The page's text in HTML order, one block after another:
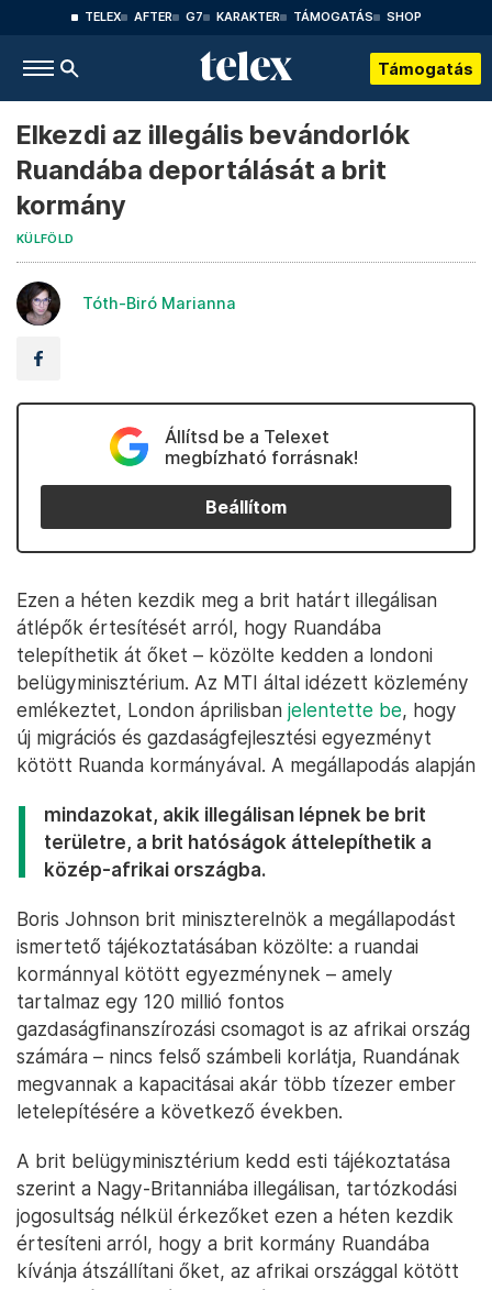
TELEX AFTER G7 KARAKTER TÁMOGATÁS SHOP
Támogatás
Elkezdi az illegális bevándorlók
Ruandába deportálását a brit
kormány
KÜLFÖLD
Tóth-Biró Marianna
Állítsd be a Telexet
megbízható forrásnak!
Beállítom
Ezen a héten kezdik meg a brit határt illegálisan
átlépők értesítését arról, hogy Ruandába
telepíthetik át őket – közölte kedden a londoni
belügyminisztérium. Az MTI által idézett közlemény
emlékeztet, London áprilisban jelentette be, hogy
új migrációs és gazdaságfejlesztési egyezményt
kötött Ruanda kormányával. A megállapodás alapján
mindazokat, akik illegálisan lépnek be brit
területre, a brit hatóságok áttelepíthetik a
közép-afrikai országba.
Boris Johnson brit miniszterelnök a megállapodást
ismertető tájékoztatásában közölte: a ruandai
kormánnyal kötött egyezménynek – amely
tartalmaz egy 120 millió fontos
gazdaságfinanszírozási csomagot is az afrikai ország
számára – nincs felső számbeli korlátja, Ruandának
megvannak a kapacitásai akár több tízezer ember
letelepítésére a következő években.
A brit belügyminisztérium kedd esti tájékoztatása
szerint a Nagy-Britanniába illegálisan, tartózkodási
jogosultság nélkül érkezőket ezen a héten kezdik
értesíteni arról, hogy a brit kormány Ruandába
kívánja átszállítani őket, az afrikai országgal kötött